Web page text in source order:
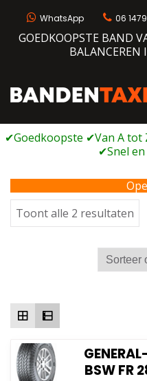
WhatsApp 06
GOEDKOOPSTE BAND
BALANCEREN
Toont alle 2 resultaten
op
BSW FR